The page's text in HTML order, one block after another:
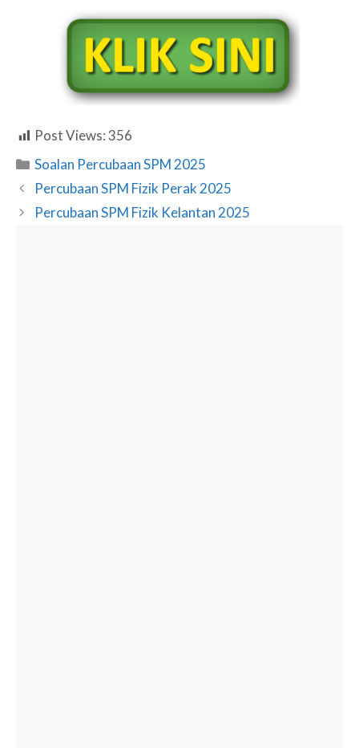
Post Views:356
Categories
Soalan Percubaan SPM 2025
Percubaan SPM Fizik Perak 2025
Percubaan SPM Fizik Kelantan 2025